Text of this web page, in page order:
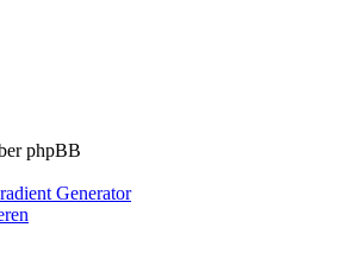
phpBB
Generator